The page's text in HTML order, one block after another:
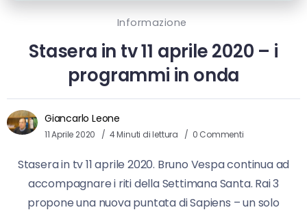
Informazione
Stasera in tv 11 aprile 2020 – i
programmi in onda
Giancarlo Leone
11 Aprile 2020 4 Minuti di lettura 0 Commenti
Stasera in tv 11 aprile 2020. Bruno Vespa continua ad
accompagnare i riti della Settimana Santa. Rai 3
propone una nuova puntata di Sapiens – un solo